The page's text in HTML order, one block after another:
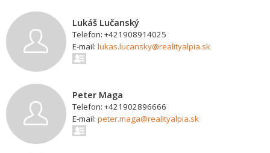
Lukáš Lučanský
Telefon: +421908914025
E-mail: lukas.lucansky@realityalpia.sk
Peter Maga
Telefon: +421902896666
E-mail: peter.maga@realityalpia.sk